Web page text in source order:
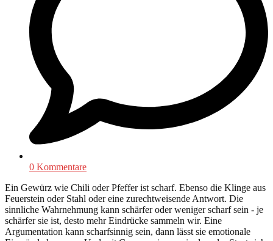
0 Kommentare
Ein Gewürz wie Chili oder Pfeffer ist scharf. Ebenso die Klinge aus
Feuerstein oder Stahl oder eine zurechtweisende Antwort. Die
sinnliche Wahrnehmung kann schärfer oder weniger scharf sein - je
schärfer sie ist, desto mehr Eindrücke sammeln wir. Eine
Argumentation kann scharfsinnig sein, dann lässt sie emotionale